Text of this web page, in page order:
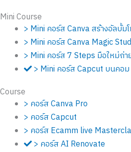
Mini Course
> Mini คอร์ส Canva สร้างอัลบั้ม
> Mini คอร์ส Canva Magic
> Mini คอร์ส 7 Steps มือใหม่ถ่า
> Mini คอร์ส Capcut บนคอม
Course
> คอร์ส Canva Pro
> คอร์ส Capcut
> คอร์ส Ecamm live
> คอร์ส AI Renovate